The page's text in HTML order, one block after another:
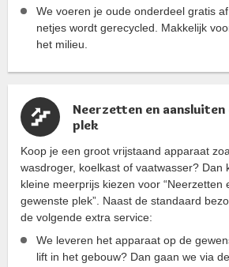
We voeren je oude onderdeel gratis
netjes wordt gerecycled. Makkelijk
het milieu.
Neerzetten en
plek
Koop je een groot vrijstaand apparaat
wasdroger, koelkast of vaatwasser? Dan
kleine meerprijs kiezen voor “Neerzetten
gewenste plek”. Naast de standaard
de volgende extra service:
We leveren het apparaat op de
lift in het gebouw? Dan gaan we via